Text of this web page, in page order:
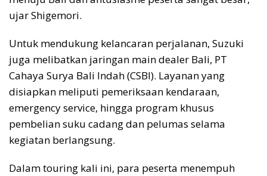
ujar Shigemori.
Untuk mendukung kelancaran perjalanan, Suzuki
juga melibatkan jaringan main dealer Bali, PT
Cahaya Surya Bali Indah (CSBI). Layanan yang
disiapkan meliputi pemeriksaan kendaraan,
emergency service, hingga program khusus
pembelian suku cadang dan pelumas selama
kegiatan berlangsung.
Dalam touring kali ini, para peserta menempuh